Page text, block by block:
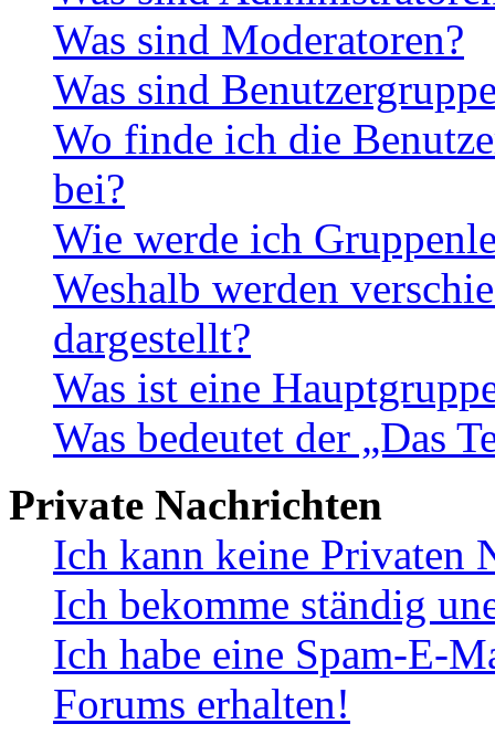
Was sind Moderatoren?
Was sind
Wo finde ich die
bei?
Wie werde ich
Weshalb werden
dargestellt?
Was ist eine
Was bedeutet der „Das
Private Nachrichten
Ich kann keine Privaten
Ich bekomme ständig
Ich habe eine Spam-E-
Forums erhalten!